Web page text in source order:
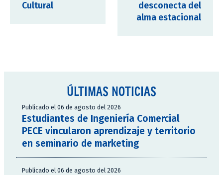
Cultural
desconecta del
alma estacional
ÚLTIMAS NOTICIAS
Publicado el 06 de agosto del 2026
Estudiantes de Ingeniería Comercial
PECE vincularon aprendizaje y territorio
en seminario de marketing
Publicado el 06 de agosto del 2026